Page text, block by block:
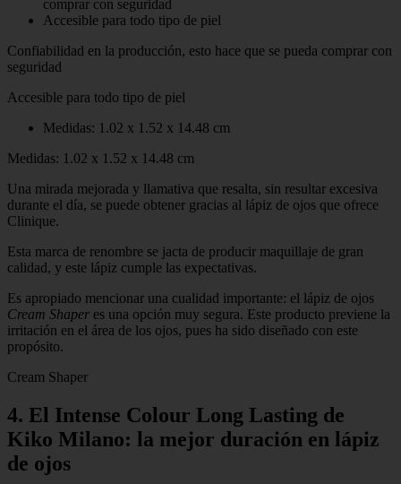
comprar con seguridad
Accesible para todo tipo de piel
Confiabilidad en la producción, esto hace que se pueda comprar con
seguridad
Accesible para todo tipo de piel
Medidas: 1.02 x 1.52 x 14.48 cm
Medidas: 1.02 x 1.52 x 14.48 cm
Una mirada mejorada y llamativa que resalta, sin resultar excesiva
durante el día, se puede obtener gracias al lápiz de ojos que ofrece
Clinique.
Esta marca de renombre se jacta de producir maquillaje de gran
calidad, y este lápiz cumple las expectativas.
Es apropiado mencionar una cualidad importante: el lápiz de ojos
Cream Shaper es una opción muy segura. Este producto previene la
irritación en el área de los ojos, pues ha sido diseñado con este
propósito.
Cream Shaper
4. El Intense Colour Long Lasting de
Kiko Milano: la mejor duración en lápiz
de ojos